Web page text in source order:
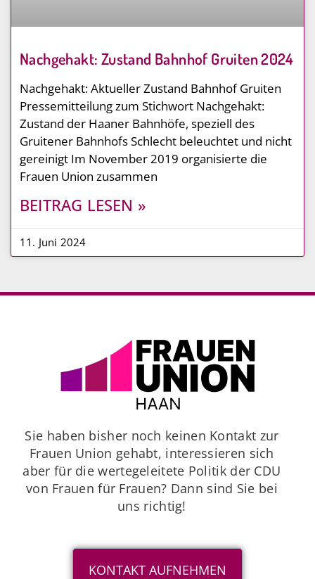
Nachgehakt: Zustand Bahnhof Gruiten 2024
Nachgehakt: Aktueller Zustand Bahnhof Gruiten
Pressemitteilung zum Stichwort Nachgehakt:
Zustand der Haaner Bahnhöfe, speziell des
Gruitener Bahnhofs Schlecht beleuchtet und nicht
gereinigt Im November 2019 organisierte die
Frauen Union zusammen
BEITRAG LESEN »
11. Juni 2024
Sie haben bisher noch keinen Kontakt zur
Frauen Union gehabt, interessieren sich
aber für die wertegeleitete Politik der CDU
von Frauen für Frauen? Dann sind Sie bei
uns richtig!
KONTAKT AUFNEHMEN